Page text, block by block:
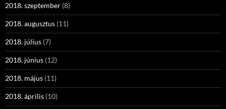
2018. szeptember (8)
2018. augusztus (11)
2018. július (7)
2018. június (12)
2018. május (11)
2018. április (10)